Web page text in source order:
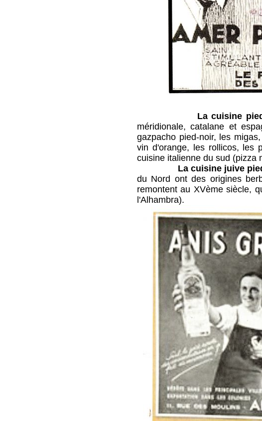
La cuisine
méridionale, catalane et
gazpacho pied-noir, les
vin d'orange, les rollicos, les
cuisine italienne du sud (pizza
La cuisine juive
du Nord ont des origines
remontent au XVème siècle,
l'Alhambra).